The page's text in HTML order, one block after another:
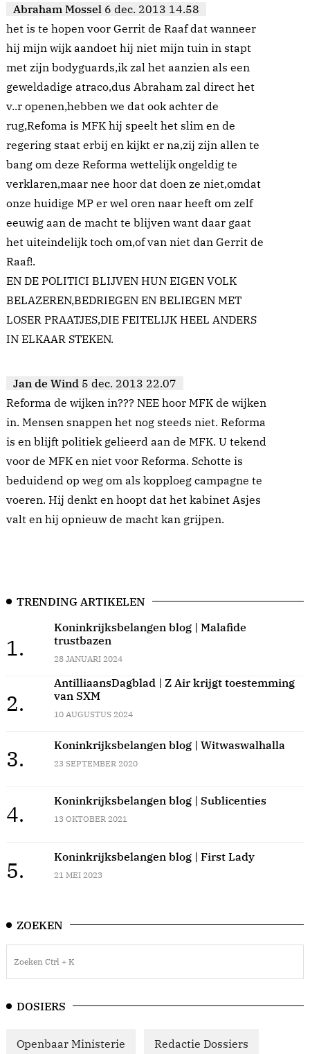
Abraham Mossel 6 dec. 2013 14.58
het is te hopen voor Gerrit de Raaf dat wanneer
hij mijn wijk aandoet hij niet mijn tuin in stapt
met zijn bodyguards,ik zal het aanzien als een
geweldadige atraco,dus Abraham zal direct het
v..r openen,hebben we dat ook achter de
rug,Refoma is MFK hij speelt het slim en de
regering staat erbij en kijkt er na,zij zijn allen te
bang om deze Reforma wettelijk ongeldig te
verklaren,maar nee hoor dat doen ze niet,omdat
onze huidige MP er wel oren naar heeft om zelf
eeuwig aan de macht te blijven want daar gaat
het uiteindelijk toch om,of van niet dan Gerrit de
Raaf!.
EN DE POLITICI BLIJVEN HUN EIGEN VOLK
BELAZEREN,BEDRIEGEN EN BELIEGEN MET
LOSER PRAATJES,DIE FEITELIJK HEEL ANDERS
IN ELKAAR STEKEN.
Jan de Wind 5 dec. 2013 22.07
Reforma de wijken in??? NEE hoor MFK de wijken
in. Mensen snappen het nog steeds niet. Reforma
is en blijft politiek gelieerd aan de MFK. U tekend
voor de MFK en niet voor Reforma. Schotte is
beduidend op weg om als kopploeg campagne te
voeren. Hij denkt en hoopt dat het kabinet Asjes
valt en hij opnieuw de macht kan grijpen.
TRENDING ARTIKELEN
1.
Koninkrijksbelangen blog | Malafide
trustbazen
28 JANUARI 2024
2.
AntilliaansDagblad | Z Air krijgt toestemming
van SXM
10 AUGUSTUS 2024
3.
Koninkrijksbelangen blog | Witwaswalhalla
23 SEPTEMBER 2020
4.
Koninkrijksbelangen blog | Sublicenties
13 OKTOBER 2021
5.
Koninkrijksbelangen blog | First Lady
21 MEI 2023
ZOEKEN
DOSIERS
Openbaar Ministerie Redactie Dossiers